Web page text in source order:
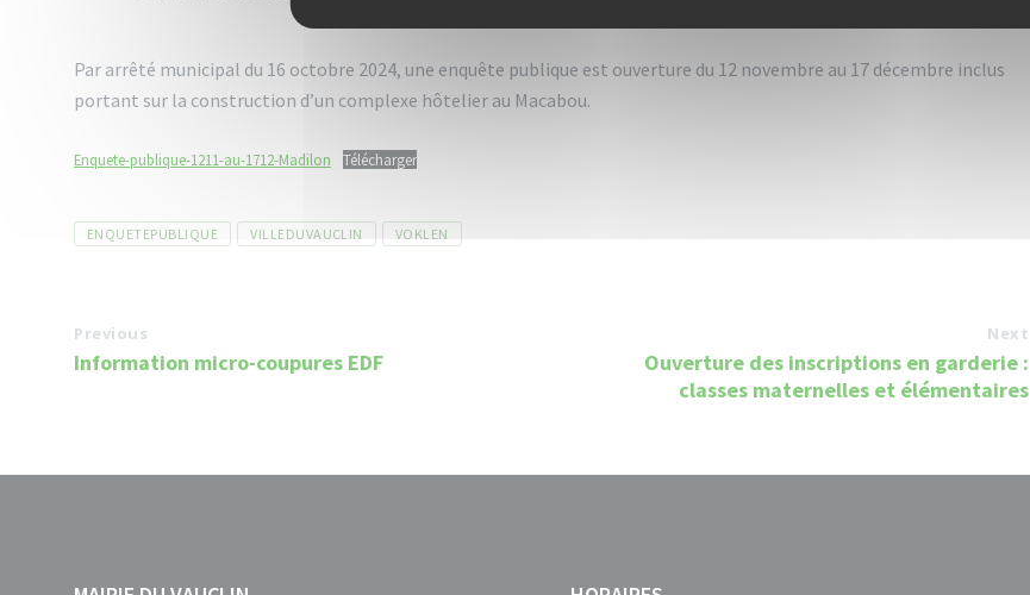
Par arrêté municipal du 16 octobre 2024, une enquête publique est ouverture du 12 novembre au 17 décembre inclus
portant sur la construction d’un complexe hôtelier au Macabou.
Enquete-publique-1211-au-1712-Madilon Télécharger
Tags
ENQUETEPUBLIQUE VILLEDUVAUCLIN VOKLEN
Previous
Information micro-coupures EDF
Next
Ouverture des inscriptions en garderie :
classes maternelles et élémentaires